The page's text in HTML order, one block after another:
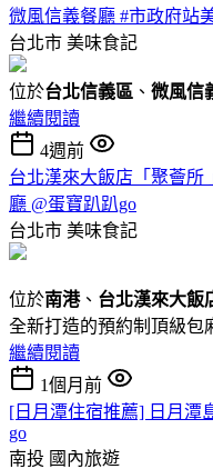
微風信義餐廳 #市政府站
台北市 美味食記
位於台北信義區 、 微風信
繼續閱讀
4週前
台北漢來大飯店「聚薈所
廳 @蛋寶趴趴go
台北市 美味食記
位於南港、 台北漢來大飯
全新打造的預約制頂級包
繼續閱讀
1個月前
[日月潭住宿推薦] 日月潭
go
南投 國內旅遊